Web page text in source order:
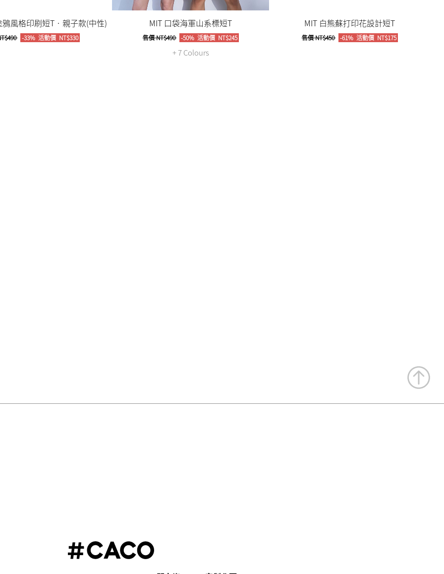
鴉風格印刷短T‧親子款(中性)
-33% 活動價NT$330
MIT 口袋海軍山系標短T
售價NT$490 -50% 活動價NT$245
+ 7 Colours
MIT 白熊蘇打印花設計短T
售價NT$450 -61% 活動價NT$175